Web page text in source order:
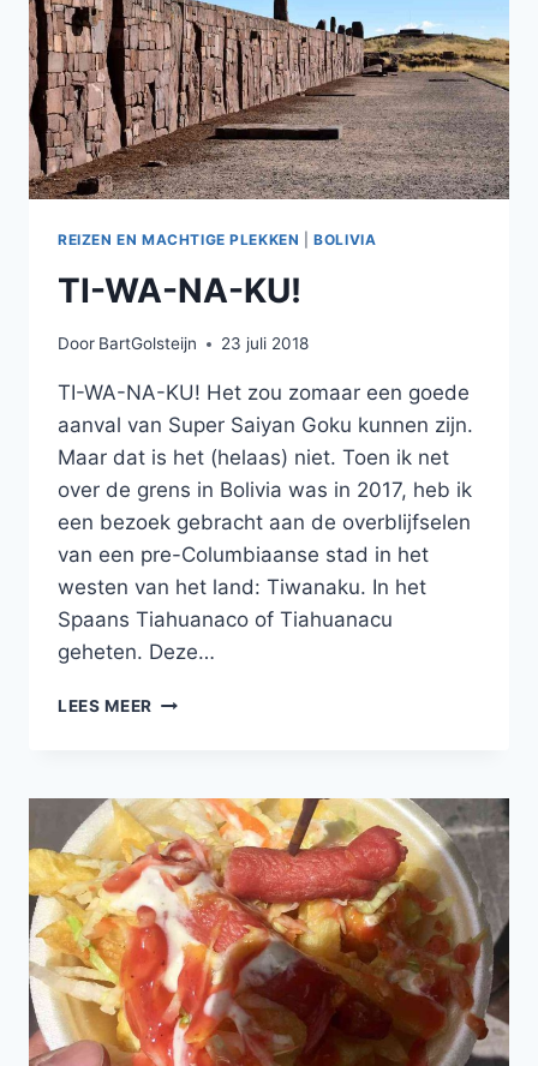
REIZEN EN MACHTIGE PLEKKEN |BOLIVIA
TI-WA-NA-KU!
Door BartGolsteijn 23 juli 2018
TI-WA-NA-KU! Het zou zomaar een goede
aanval van Super Saiyan Goku kunnen zijn.
Maar dat is het (helaas) niet. Toen ik net
over de grens in Bolivia was in 2017, heb ik
een bezoek gebracht aan de overblijfselen
van een pre-Columbiaanse stad in het
westen van het land: Tiwanaku. In het
Spaans Tiahuanaco of Tiahuanacu
geheten. Deze…
LEES MEER TI-